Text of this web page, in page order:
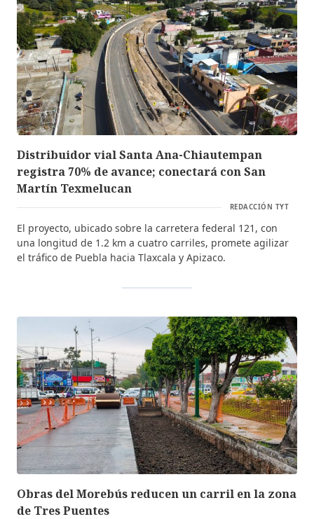
Distribuidor vial Santa Ana-Chiautempan
registra 70% de avance; conectará con San
Martín Texmelucan
REDACCIÓN TYT
El proyecto, ubicado sobre la carretera federal 121, con
una longitud de 1.2 km a cuatro carriles, promete agilizar
el tráfico de Puebla hacia Tlaxcala y Apizaco.
Obras del Morebús reducen un carril en la zona
de Tres Puentes